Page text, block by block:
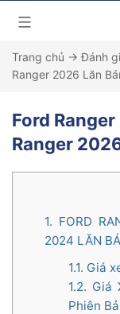
Trang chủ → Đánh
Ranger 2026 Lăn
Ford
Ranger
1. FORD
2024 LĂN
1.1. Giá
1.2. Giá
Phiên